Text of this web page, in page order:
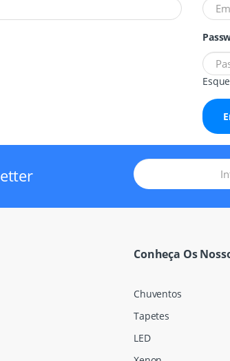
Conheça Os
Chuventos
Tapetes
LED